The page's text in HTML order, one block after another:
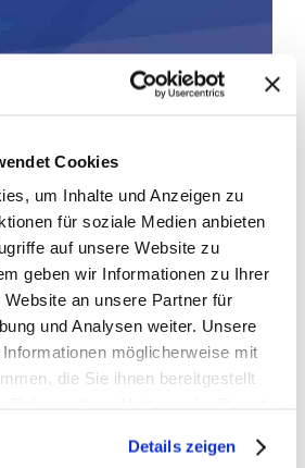
Cookies
um Inhalte und Anzeigen zu
für soziale Medien anbieten
auf unsere Website zu
geben wir Informationen zu Ihrer
an unsere Partner für
und Analysen weiter. Unsere
möglicherweise mit
die Sie ihnen bereitgestellt
Details zeigen